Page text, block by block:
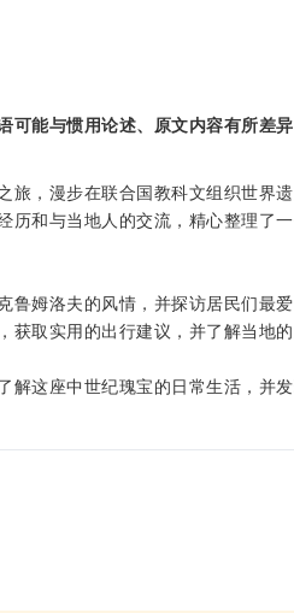
可能与惯用论述、原文内容有所差异
旅，漫步在联合国教科文组织世界
历和与当地人的交流，精心整理了
鲁姆洛夫的风情，并探访居民们最
取实用的出行建议，并了解当地的
解这座中世纪瑰宝的日常生活，并